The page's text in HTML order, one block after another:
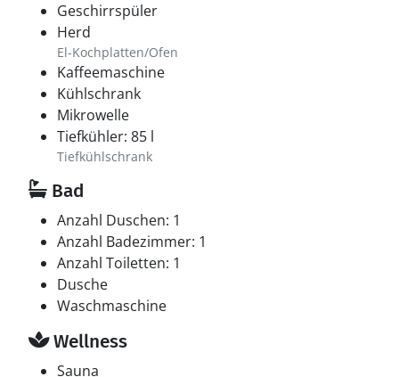
Geschirrspüler
Herd
El-Kochplatten/Ofen
Kaffeemaschine
Kühlschrank
Mikrowelle
Tiefkühler: 85 l
Tiefkühlschrank
Bad
Anzahl Duschen: 1
Anzahl Badezimmer: 1
Anzahl Toiletten: 1
Dusche
Waschmaschine
Wellness
Sauna